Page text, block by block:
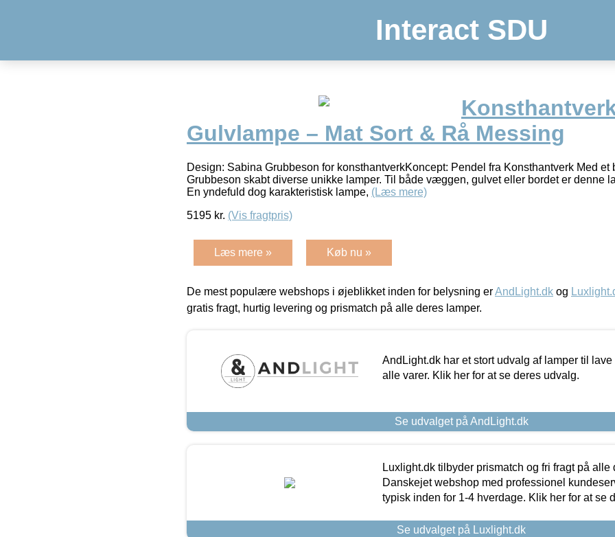
Interact SDU
Gulvlampe – Mat Sort & Rå Messing
Design: Sabina Grubbeson for konsthantverkKoncept: Pendel fra Konsthantverk Med
Grubbeson skabt diverse unikke lamper. Til både væggen, gulvet eller bordet er denne
En yndefuld dog karakteristisk lampe, (Læs mere)
5195 kr. (Vis fragtpris)
Læs mere » Køb nu »
De mest populære webshops i øjeblikket inden for belysning erAndLight.dk og
gratis fragt, hurtig levering og prismatch på alle deres lamper.
AndLight.dk har et stort udvalg af lamper til lave
alle varer. Klik her for at se deres udvalg.
Se udvalget på AndLight.dk
Luxlight.dk tilbyder prismatch og fri fragt på alle
Danskejet webshop med professionel
typisk inden for 1-4 hverdage. Klik her for at se
Se udvalget på Luxlight.dk